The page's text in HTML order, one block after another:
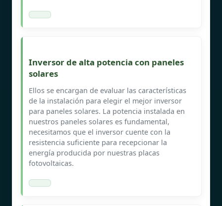
Inversor de alta potencia con paneles
solares
Ellos se encargan de evaluar las características
de la instalación para elegir el mejor inversor
para paneles solares. La potencia instalada en
nuestros paneles solares es fundamental,
necesitamos que el inversor cuente con la
resistencia suficiente para recepcionar la
energía producida por nuestras placas
fotovoltaicas.